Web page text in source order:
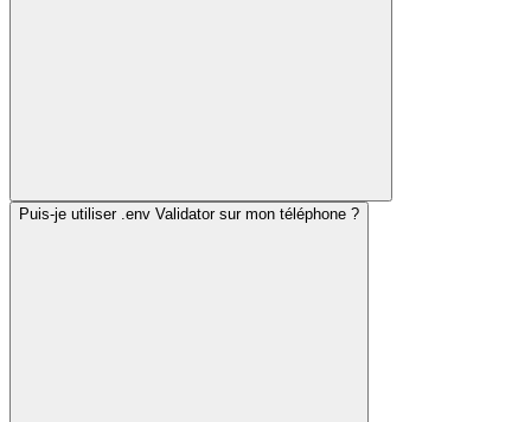
Puis-je utiliser .env Validator sur mon téléphone ?